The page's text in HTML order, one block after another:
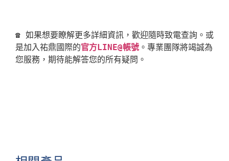
☎ 如果想要瞭解更多詳細資訊，歡迎隨時致電查詢。或
是加入祐鼎國際的官方LINE@帳號 。專業團隊將竭誠為